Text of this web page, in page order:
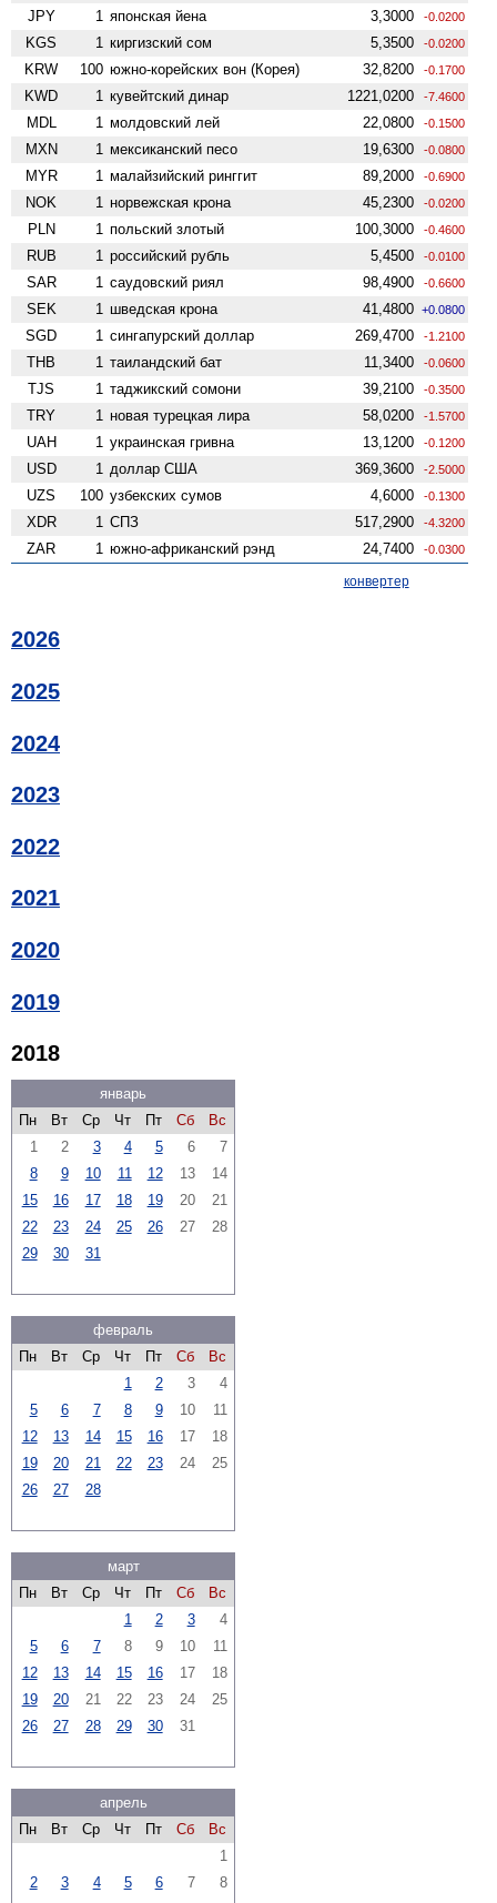
JPY 1 японская йена 3,3000 -0.0200
KGS 1 киргизский сом 5,3500 -0.0200
KRW 100 южно-корейских вон (Корея) 32,8200 -0.1700
KWD 1 кувейтский динар 1221,0200 -7.4600
MDL 1 молдовский лей 22,0800 -0.1500
MXN 1 мексиканский песо 19,6300 -0.0800
MYR 1 малайзийский ринггит 89,2000 -0.6900
NOK 1 норвежская крона 45,2300 -0.0200
PLN 1 польский злотый 100,3000 -0.4600
RUB 1 российский рубль 5,4500 -0.0100
SAR 1 саудовский риял 98,4900 -0.6600
SEK 1 шведская крона 41,4800 +0.0800
SGD 1 сингапурский доллар 269,4700 -1.2100
THB 1 таиландский бат 11,3400 -0.0600
TJS 1 таджикский сомони 39,2100 -0.3500
TRY 1 новая турецкая лира 58,0200 -1.5700
UAH 1 украинская гривна 13,1200 -0.1200
USD 1 доллар США 369,3600 -2.5000
UZS 100 узбекских сумов 4,6000 -0.1300
XDR 1 СПЗ 517,2900 -4.3200
ZAR 1 южно-африканский рэнд 24,7400 -0.0300
конвертер
2026
2025
2024
2023
2022
2021
2020
2019
2018
январь
Пн
Вт Ср Чт Пт Сб
Вс
1
2 3 4 5 6
7
8
9 10 11 12 13
14
15
16 17 18 19 20
21
22
23 24 25 26 27
28
29
30 31
февраль
Пн
Вт Ср Чт Пт Сб
Вс
1
2 3
4
5
6 7 8 9 10
11
12
13 14 15 16 17
18
19
20 21 22 23 24
25
26
27 28
март
Пн
Вт Ср Чт Пт Сб
Вс
1
2 3
4
5
6 7 8 9 10
11
12
13 14 15 16 17
18
19
20 21 22 23 24
25
26
27 28 29 30 31
апрель
Пн
Вт Ср Чт Пт Сб
Вс
1
2
3 4 5 6 7
8